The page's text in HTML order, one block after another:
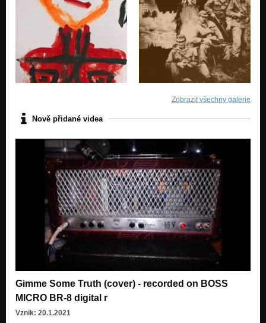
Nezařazeno
Need Your Love So Bad - Zoom R24
Nezařazeno
Puzzle Blues - Zoom R24
Nezařazeno
Manic Depression - Boss Micro BR
Oh Well - Boss Micro BR
Nezařazeno
Got a Good Mind To Give Up Living - Boss Micro BR
Nezařazeno
While My Guitar Gently Weeps - Boss Micro BR
Nezařazeno
I Want You (Shes So Heavy) - Zoom R24
Nezařazeno
Gimme Some Truth - Boss Micro BR
Nezařazeno
Love - Boss Micro BR
Zobrazit všechny galerie
Nově přidané videa
Gimme Some Truth (cover) - recorded on BOSS
MICRO BR-8 digital r
Vznik: 20.1.2021